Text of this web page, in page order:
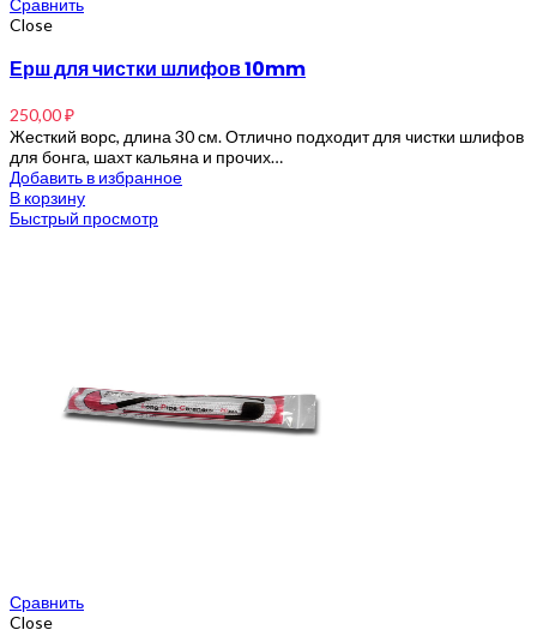
Сравнить
Close
Ерш для чистки шлифов 10mm
250,00₽
Жесткий ворс, длина 30 см. Отлично подходит для чистки шлифов
для бонга, шахт кальяна и прочих…
Добавить в избранное
В корзину
Быстрый просмотр
Сравнить
Close